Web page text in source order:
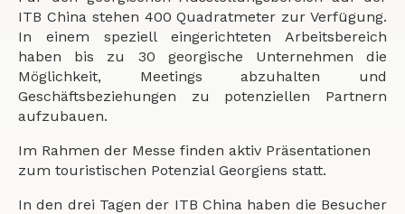
ITB China stehen 400 Quadratmeter zur Verfügung.
In einem speziell eingerichteten Arbeitsbereich
haben bis zu 30 georgische Unternehmen die
Möglichkeit, Meetings abzuhalten und
Geschäftsbeziehungen zu potenziellen Partnern
aufzubauen.
Im Rahmen der Messe finden aktiv Präsentationen
zum touristischen Potenzial Georgiens statt.
In den drei Tagen der ITB China haben die Besucher